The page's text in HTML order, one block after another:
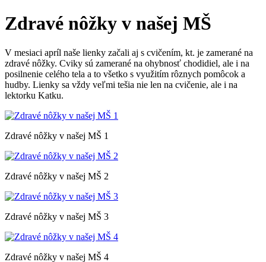
Zdravé nôžky v našej MŠ
V mesiaci apríl naše lienky začali aj s cvičením, kt. je zamerané na
zdravé nôžky. Cviky sú zamerané na ohybnosť chodidiel, ale i na
posilnenie celého tela a to všetko s využitím rôznych pomôcok a
hudby. Lienky sa vždy veľmi tešia nie len na cvičenie, ale i na
lektorku Katku.
Zdravé nôžky v našej MŠ 1
Zdravé nôžky v našej MŠ 2
Zdravé nôžky v našej MŠ 3
Zdravé nôžky v našej MŠ 4